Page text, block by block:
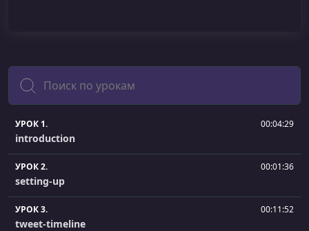
Поиск
УРОК 1. 00:04:29
introduction
УРОК 2. 00:01:36
setting-up
УРОК 3. 00:11:52
tweet-timeline